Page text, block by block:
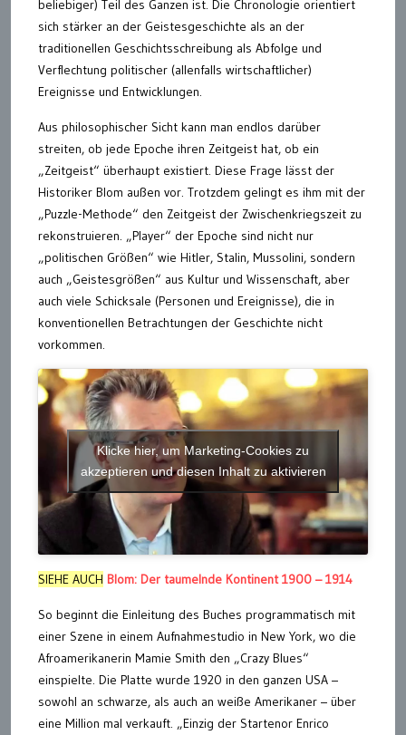
beliebiger) Teil des Ganzen ist. Die Chronologie orientiert
sich stärker an der Geistesgeschichte als an der
traditionellen Geschichtsschreibung als Abfolge und
Verflechtung politischer (allenfalls wirtschaftlicher)
Ereignisse und Entwicklungen.
Aus philosophischer Sicht kann man endlos darüber
streiten, ob jede Epoche ihren Zeitgeist hat, ob ein
„Zeitgeist“ überhaupt existiert. Diese Frage lässt der
Historiker Blom außen vor. Trotzdem gelingt es ihm mit der
„Puzzle-Methode“ den Zeitgeist der Zwischenkriegszeit zu
rekonstruieren. „Player“ der Epoche sind nicht nur
„politischen Größen“ wie Hitler, Stalin, Mussolini, sondern
auch „Geistesgrößen“ aus Kultur und Wissenschaft, aber
auch viele Schicksale (Personen und Ereignisse), die in
konventionellen Betrachtungen der Geschichte nicht
vorkommen.
Klicke hier, um Marketing-Cookies zu
akzeptieren und diesen Inhalt zu aktivieren
SIEHE AUCH Blom: Der taumelnde Kontinent 1900 – 1914
So beginnt die Einleitung des Buches programmatisch mit
einer Szene in einem Aufnahmestudio in New York, wo die
Afroamerikanerin Mamie Smith den „Crazy Blues“
einspielte. Die Platte wurde 1920 in den ganzen USA –
sowohl an schwarze, als auch an weiße Amerikaner – über
eine Million mal verkauft. „Einzig der Startenor Enrico